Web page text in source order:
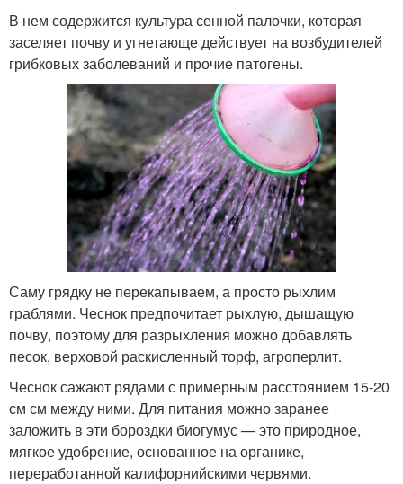
В нем содержится культура сенной палочки, которая
заселяет почву и угнетающе действует на возбудителей
грибковых заболеваний и прочие патогены.
Саму грядку не перекапываем, а просто рыхлим
граблями. Чеснок предпочитает рыхлую, дышащую
почву, поэтому для разрыхления можно добавлять
песок, верховой раскисленный торф, агроперлит.
Чеснок сажают рядами с примерным расстоянием 15-20
см см между ними. Для питания можно заранее
заложить в эти бороздки биогумус — это природное,
мягкое удобрение, основанное на органике,
переработанной калифорнийскими червями.